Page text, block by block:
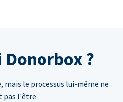
?
le processus lui-même ne
pas l'être